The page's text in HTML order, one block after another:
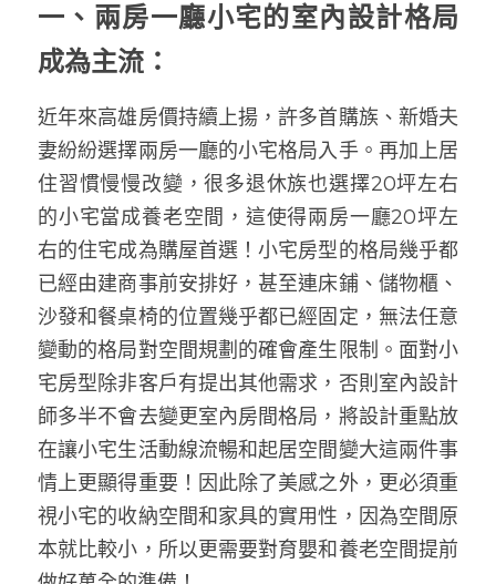
一、兩房一廳小宅的室內設計格局
成為主流：
近年來高雄房價持續上揚，許多首購族、新婚夫
妻紛紛選擇兩房一廳的小宅格局入手。再加上居
住習慣慢慢改變，很多退休族也選擇20坪左右
的小宅當成養老空間，這使得兩房一廳20坪左
右的住宅成為購屋首選！小宅房型的格局幾乎都
已經由建商事前安排好，甚至連床鋪、儲物櫃、
沙發和餐桌椅的位置幾乎都已經固定，無法任意
變動的格局對空間規劃的確會產生限制。面對小
宅房型除非客戶有提出其他需求，否則室內設計
師多半不會去變更室內房間格局，將設計重點放
在讓小宅生活動線流暢和起居空間變大這兩件事
情上更顯得重要！因此除了美感之外，更必須重
視小宅的收納空間和家具的實用性，因為空間原
本就比較小，所以更需要對育嬰和養老空間提前